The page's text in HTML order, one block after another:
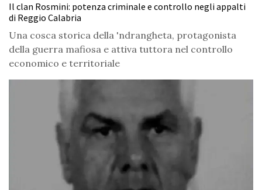
Il clan Rosmini: potenza criminale e controllo negli appalti
di Reggio Calabria
Una cosca storica della 'ndrangheta, protagonista
della guerra mafiosa e attiva tuttora nel controllo
economico e territoriale